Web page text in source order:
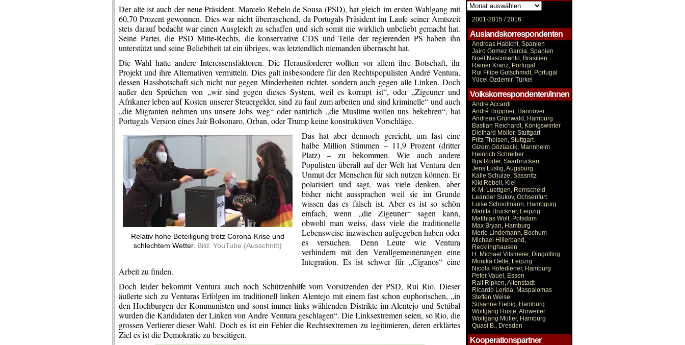
Der alte ist auch der neue Präsident. Marcelo Rebelo de Sousa (PSD), hat gleich im ersten Wahlgang mit
60,70 Prozent gewonnen. Dies war nicht überraschend, da Portugals Präsident im Laufe seiner Amtszeit
stets darauf bedacht war einen Ausgleich zu schaffen und sich somit nie wirklich unbeliebt gemacht hat.
Seine Partei, die PSD Mitte-Rechts, die konservative CDS und Teile der regierenden PS haben ihn
unterstützt und seine Beliebtheit tat ein übriges, was letztendlich niemanden überrascht hat.
Die Wahl hatte andere Interessensfaktoren. Die Herausforderer wollten vor allem ihre Botschaft, ihr
Projekt und ihre Alternativen vermitteln. Dies galt insbesondere für den Rechtspopulisten André Ventura,
dessen Hassbotschaft sich nicht nur gegen Minderheiten richtet, sondern auch gegen alle Linken. Doch
außer den Sprüchen von „wir sind gegen dieses System, weil es korrupt ist“, oder „Zigeuner und
Afrikaner leben auf Kosten unserer Steuergelder, sind zu faul zum arbeiten und sind kriminelle“ und auch
„die Migranten nehmen uns unsere Jobs weg“ oder natürlich „die Muslime wollen uns bekehren“, hat
Portugals Version eines Jaír Bolsonaro, Orban, oder Trump keine konstruktiven Vorschläge.
Relativ hohe Beteiligung trotz Corona-Krise und
schlechtem Wetter. Bild: YouTube (Ausschnitt)
Das hat aber dennoch gereicht, um fast eine
halbe Million Stimmen – 11,9 Prozent (dritter
Platz) – zu bekommen. Wie auch andere
Populisten überall auf der Welt hat Ventura den
Unmut der Menschen für sich nutzen können. Er
polarisiert und sagt, was viele denken, aber
bisher nicht aussprachen weil sie im Grunde
wissen das es falsch ist. Aber es ist so schön
einfach, wenn „die Zigeuner“ sagen kann,
obwohl man weiss, dass viele die traditionelle
Lebensweise inzwischen aufgegeben haben oder
es versuchen. Denn Leute wie Ventura
verhindern mit den Verallgemeinerungen eine
Integration. Es ist schwer für „Ciganos“ eine
Arbeit zu finden.
Doch leider bekommt Ventura auch noch Schützenhilfe vom Vorsitzenden der PSD, Rui Rio. Dieser
äußerte sich zu Venturas Erfolgen im traditionell linken Alentejo mit einem fast schon euphorischen, „in
den Hochburgen der Kommunisten und sonst immer links wählenden Distrikte im Alentejo und Setúbal
wurden die Kandidaten der Linken von Andre Ventura geschlagen“. Die Linksextremen seien, so Rio, die
grossen Verlierer dieser Wahl. Doch es ist ein Fehler die Rechtsextremen zu legitimieren, deren erklärtes
Ziel es ist die Demokratie zu beseitigen.
Archiv
2001-2015 /2016
Auslandskorrespondenten
Andreas Habicht, Spanien
Jairo Gomez Garcia, Spanien
Noel Nascimento, Brasilien
Rainer Kranz, Portugal
Rui Filipe Gutschmidt, Portugal
Yücel Özdemir, Türkei
Volkskorrespondenten/innen
Andre Accardi
André Höppner, Hannover
Andreas Grünwald, Hamburg
Bastian Reichardt, Königswinter
Diethard Möller, Stuttgart
Fritz Theisen, Stuttgart
Gizem Gözüacik, Mannheim
Heinrich Schreiber
Ilga Röder, Saarbrücken
Jens Lustig, Augsburg
Kalle Schulze, Sassnitz
Kiki Rebell, Kiel
K-M. Luettgen, Remscheid
Leander Sukov, Ochsenfurt
Luise Schoolmann, Hambgurg
Maritta Brückner, Leipzig
Matthias Wolf, Potsdam
Max Bryan, Hamburg
Merle Lindemann, Bochum
Michael Hillerband,
Recklinghausen
H. Michael Vilsmeier, Dingolfing
Monika Oette, Leipzig
Nicola Hofediener, Hamburg
Peter Vauel, Essen
Ralf Ripken, Altenstadt
Ricardo Lerida, Maspalomas
Steffen Weise
Susanne Fiebig, Hamburg
Wolfgang Huste, Ahrweiler
Wolfgang Müller, Hamburg
Quasi B., Dresden
Kooperationspartner